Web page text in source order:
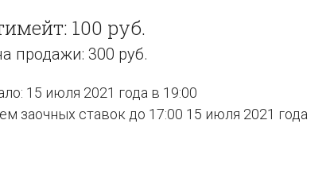
100 руб.
продажи: 300 руб.
15 июля 2021 года в 19:00
заочных ставок до 17:00 15 июля 2021 года